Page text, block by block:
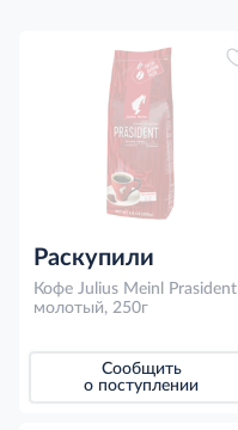
Раскупили
Кофе Julius Meinl Prasident
молотый, 250г
Сообщить
о поступлении